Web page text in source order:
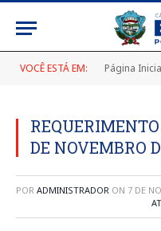
VOCÊ ESTÁ EM: Página
DE NOVEMBRO
POR ADMINISTRADOR ON 7 DE